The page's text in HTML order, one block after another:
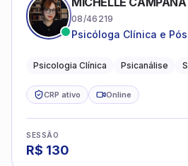
08/46219
Psicóloga Clínica e
Psicologia Clínica Psicanálise
CRP ativo Online
SESSÃO
R$ 130